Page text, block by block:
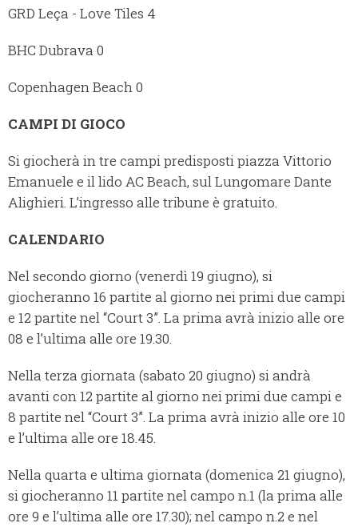
GRD Leça - Love Tiles 4
BHC Dubrava 0
Copenhagen Beach 0
CAMPI DI GIOCO
Si giocherà in tre campi predisposti piazza Vittorio
Emanuele e il lido AC Beach, sul Lungomare Dante
Alighieri. L’ingresso alle tribune è gratuito.
CALENDARIO
Nel secondo giorno (venerdì 19 giugno), si
giocheranno 16 partite al giorno nei primi due campi
e 12 partite nel “Court 3”. La prima avrà inizio alle ore
08 e l’ultima alle ore 19.30.
Nella terza giornata (sabato 20 giugno) si andrà
avanti con 12 partite al giorno nei primi due campi e
8 partite nel “Court 3”. La prima avrà inizio alle ore 10
e l’ultima alle ore 18.45.
Nella quarta e ultima giornata (domenica 21 giugno),
si giocheranno 11 partite nel campo n.1 (la prima alle
ore 9 e l’ultima alle ore 17.30); nel campo n.2 e nel